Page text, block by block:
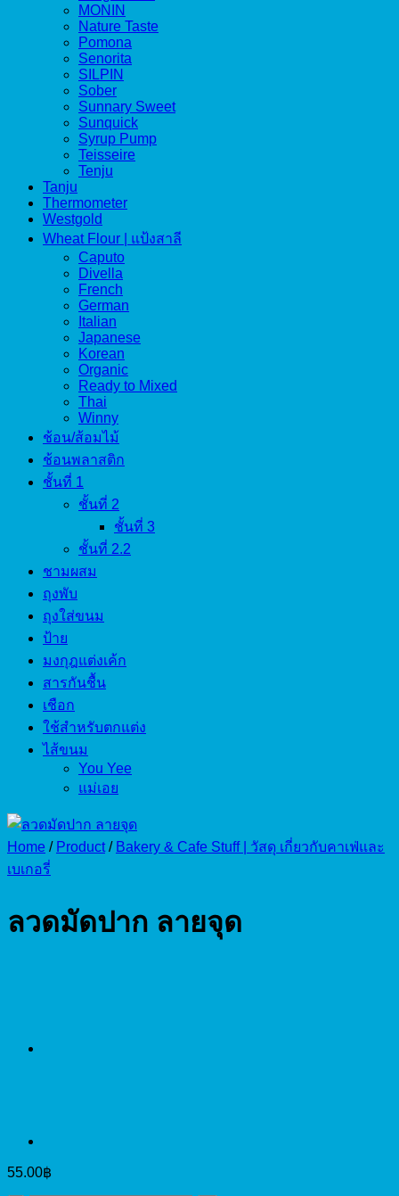
MONIN
Nature Taste
Pomona
Senorita
SILPIN
Sober
Sunnary Sweet
Sunquick
Syrup Pump
Teisseire
Tenju
Tanju
Thermometer
Westgold
Wheat Flour | แป้งสาลี
Caputo
Divella
French
German
Italian
Japanese
Korean
Organic
Ready to Mixed
Thai
Winny
ช้อน/ส้อมไม้
ช้อนพลาสติก
ชั้นที่ 1
ชั้นที่ 2
ชั้นที่ 3
ชั้นที่ 2.2
ชามผสม
ถุงพับ
ถุงใส่ขนม
ป้าย
มงกุฎแต่งเค้ก
สารกันชื้น
เชือก
ใช้สำหรับตกแต่ง
ไส้ขนม
You Yee
แม่เอย
Home / Product / Bakery & Cafe Stuff | วัสดุ เกี่ยวกับคาเฟ่และ
เบเกอรี่
ลวดมัดปาก ลายจุด
55.00฿